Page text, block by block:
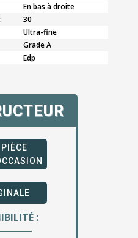
En bas à droite
30
Ultra-fine
Grade A
Edp
PIÈCE
: